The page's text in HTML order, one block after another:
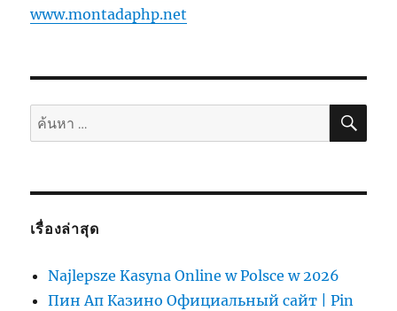
www.montadaphp.net
ค้นหา: ค้น
เรื่องล่าสุด
Najlepsze Kasyna Online w Polsce w 2026
Пин Ап Казино Официальный сайт | Pin